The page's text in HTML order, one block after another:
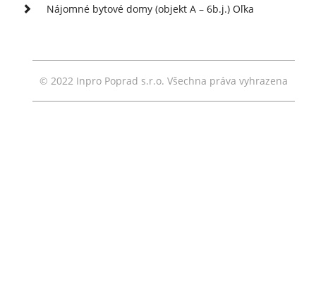
Nájomné bytové domy (objekt A – 6b.j.) Oľka
© 2022 Inpro Poprad s.r.o. Všechna práva vyhrazena